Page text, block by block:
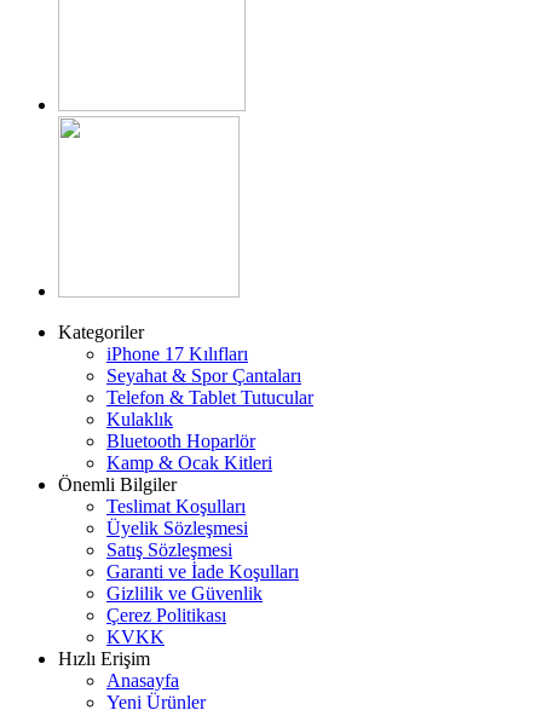
Kategoriler
iPhone 17 Kılıfları
Seyahat & Spor Çantaları
Telefon & Tablet Tutucular
Kulaklık
Bluetooth Hoparlör
Kamp & Ocak Kitleri
Önemli Bilgiler
Teslimat Koşulları
Üyelik Sözleşmesi
Satış Sözleşmesi
Garanti ve İade Koşulları
Gizlilik ve Güvenlik
Çerez Politikası
KVKK
Hızlı Erişim
Anasayfa
Yeni Ürünler